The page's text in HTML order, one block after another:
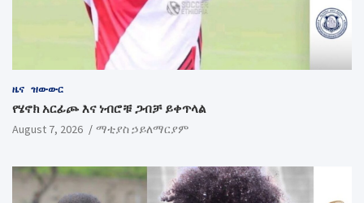
ዜና ዝውውር
የሄኖክ አርፊጮ እና ነብሮቹ ጋብቻ ይቀጥላል
August 7, 2026 ማቲያስ ኃይለማርያም